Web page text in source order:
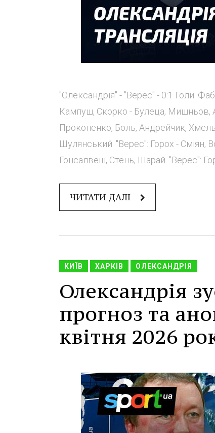
"Олександрія" - "Верес" - 0:1 Голи:
Кампуш, Скорко - Булеца, Мишньов,
Прокопенко, Боль, Андрейчик,
Шулянський. "Верес": Горох - Сміян,
Гонсалвеш, Стень, Шарай. "Верес":
ЧИТАТИ ДАЛІ
КИЇВ ХАРКІВ ОЛЕКСАНДРІЯ
Олександрія
прогноз та
квітня 2026